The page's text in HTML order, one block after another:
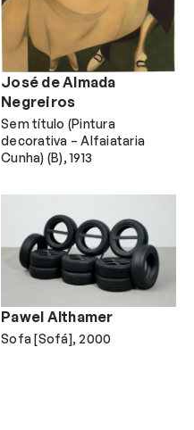
Sem título (Pintura
decorativa – Alfaiataria
Cunha) (B) 1913
José de Almada
Negreiros
Sofa [Sofá] 2000
Pawel Althamer